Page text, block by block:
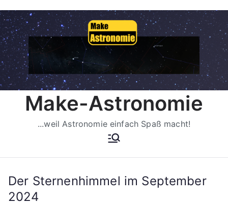
Inhalt
springen
Make-Astronomie
...weil Astronomie einfach Spaß macht!
Der Sternenhimmel im September
2024